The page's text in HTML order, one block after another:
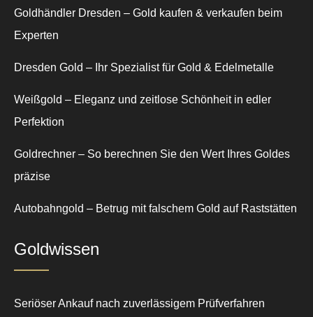
Goldhändler Dresden – Gold kaufen & verkaufen beim
Experten
Dresden Gold – Ihr Spezialist für Gold & Edelmetalle
Weißgold – Eleganz und zeitlose Schönheit in edler
Perfektion
Goldrechner – So berechnen Sie den Wert Ihres Goldes
präzise
Autobahngold – Betrug mit falschem Gold auf Raststätten
Goldwissen
Seriöser Ankauf nach zuverlässigem Prüfverfahren